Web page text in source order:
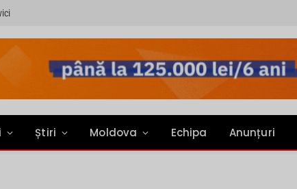
Știri Moldova Echipa Anunțuri